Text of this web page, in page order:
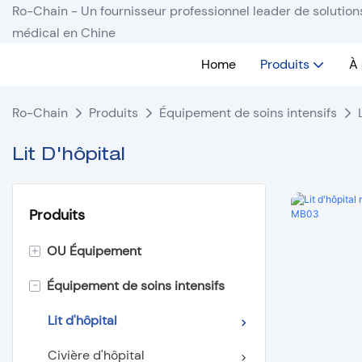
Ro-Chain - Un fournisseur professionnel leader de
médical en Chine
Home
Produits À
Ro-Chain Produits Équipement de soins intensifs
Lit D'hôpital
Produits
+ OU Équipement
Éclairage sans ombre
Table d'opération
Suspension de plafond
- Équipement de soins intensifs
Lit d'hôpital
Civière d'hôpital